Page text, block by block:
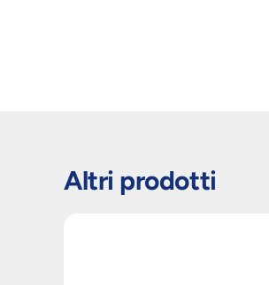
Altri prodotti